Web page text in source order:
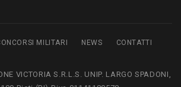
MILITARI NEWS CONTATTI
VICTORIA S.R.L.S. UNIP. LARGO SPADONI,